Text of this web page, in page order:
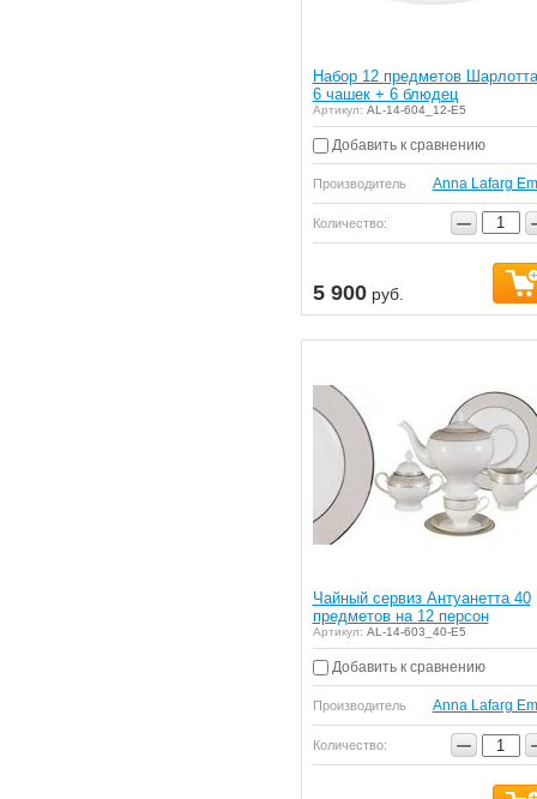
Набор 12 предметов
6 чашек + 6 блюдец
Артикул: AL-14-604_12-E5
Добавить к сравнению
Производитель Anna Lafarg
Количество: −
5 900руб.
Чайный сервиз Антуанетта 40
предметов на 12 персон
Артикул: AL-14-603_40-E5
Добавить к сравнению
Производитель Anna Lafarg
Количество: −